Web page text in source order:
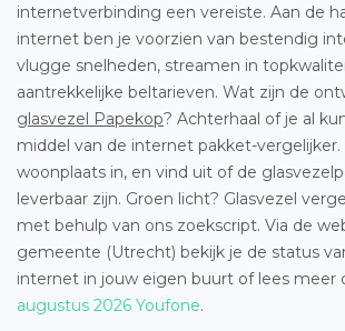
internetverbinding een vereiste. Aan de
internet ben je voorzien van bestendig
vlugge snelheden, streamen in
aantrekkelijke beltarieven. Wat zijn de
glasvezel Papekop? Achterhaal of je al
middel van de internet pakket-vergelijker.
woonplaats in, en vind uit of de
leverbaar zijn. Groen licht? Glasvezel
met behulp van ons zoekscript. Via de
gemeente (Utrecht) bekijk je de status
internet in jouw eigen buurt of lees meer
augustus 2026 Youfone.